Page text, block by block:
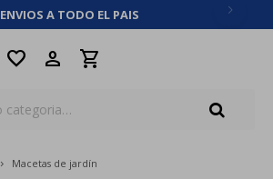
ENVIOS A TODO EL PAIS
favorite
Macetas de jardín